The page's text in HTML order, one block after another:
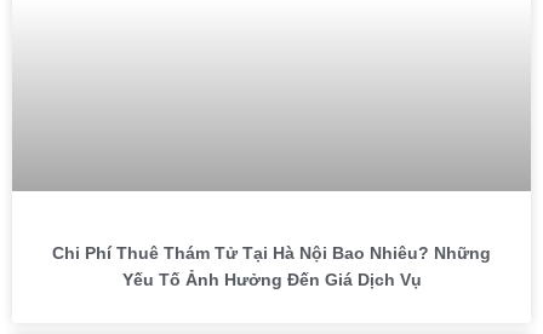
Chi Phí Thuê Thám Tử Tại Hà Nội Bao Nhiêu? Những
Yếu Tố Ảnh Hưởng Đến Giá Dịch Vụ